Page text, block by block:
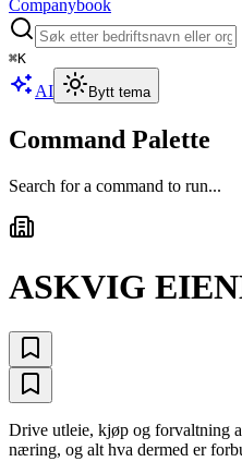
Companybook
⌘K
AI Bytt tema
Command Palette
Search for a command to run...
ASKVIG
Drive utleie, kjøp og forvaltning
næring, og alt hva dermed er